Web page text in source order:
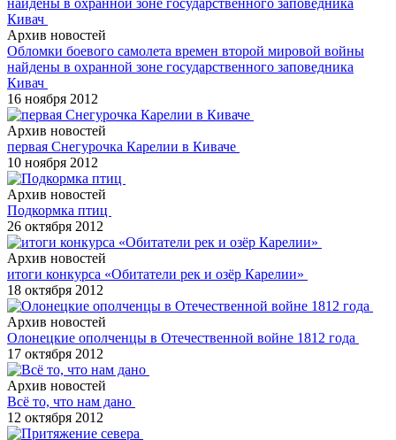
Архив новостей
Обломки боевого самолета времен второй мировой войны
найдены в охранной зоне государственного заповедника
Кивач
16 ноября 2012
Архив новостей
первая Снегурочка Карелии в Киваче
10 ноября 2012
Архив новостей
Подкормка птиц
26 октября 2012
Архив новостей
итоги конкурса «Обитатели рек и озёр Карелии»
18 октября 2012
Архив новостей
Олонецкие ополченцы в Отечественной войне 1812 года
17 октября 2012
Архив новостей
Всё то, что нам дано
12 октября 2012